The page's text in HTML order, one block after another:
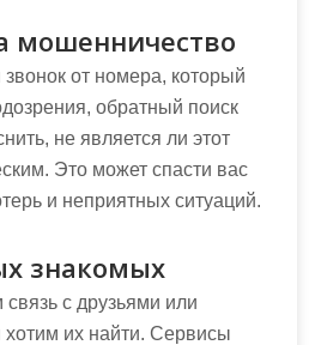
мошенничество
от номера, который
обратный поиск
не является ли этот
Это может спасти вас
и неприятных ситуаций.
знакомых
с друзьями или
хотим их найти. Сервисы